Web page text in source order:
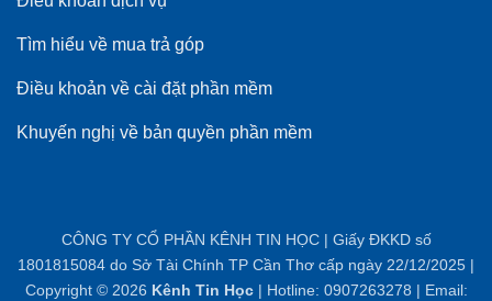
Tìm hiểu về mua trả góp
Điều khoản về cài đặt phần mềm
Khuyến nghị về bản quyền phần mềm
CÔNG TY CỔ PHẦN KÊNH TIN HỌC | Giấy ĐKKD số
1801815084 do Sở Tài Chính TP Cần Thơ cấp ngày 22/12/2025 |
Copyright © 2026 Kênh Tin Học| Hotline: 0907263278 | Email: